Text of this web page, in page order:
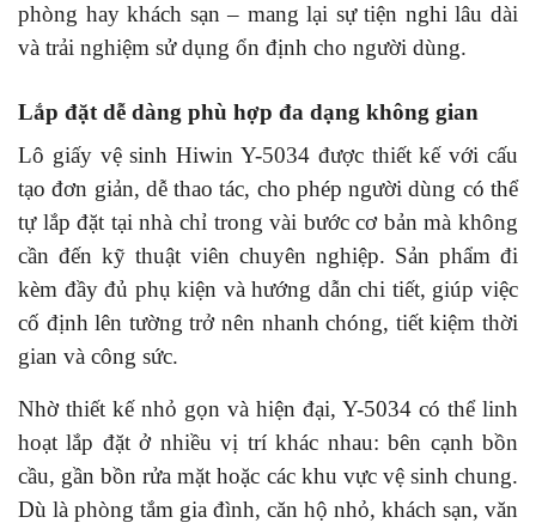
phòng hay khách sạn – mang lại sự tiện nghi lâu dài
và trải nghiệm sử dụng ổn định cho người dùng.
Lắp đặt dễ dàng phù hợp đa dạng không gian
Lô giấy vệ sinh Hiwin Y-5034 được thiết kế với cấu
tạo đơn giản, dễ thao tác, cho phép người dùng có thể
tự lắp đặt tại nhà chỉ trong vài bước cơ bản mà không
cần đến kỹ thuật viên chuyên nghiệp. Sản phẩm đi
kèm đầy đủ phụ kiện và hướng dẫn chi tiết, giúp việc
cố định lên tường trở nên nhanh chóng, tiết kiệm thời
gian và công sức.
Nhờ thiết kế nhỏ gọn và hiện đại, Y-5034 có thể linh
hoạt lắp đặt ở nhiều vị trí khác nhau: bên cạnh bồn
cầu, gần bồn rửa mặt hoặc các khu vực vệ sinh chung.
Dù là phòng tắm gia đình, căn hộ nhỏ, khách sạn, văn